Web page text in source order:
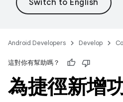
Android Developers Develop
這對你有幫助嗎？
為捷徑新增